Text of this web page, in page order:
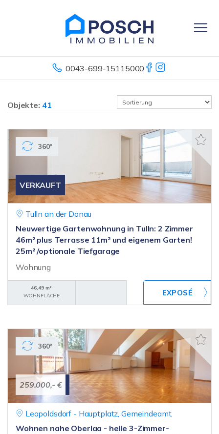
0043-699-15115000
Objekte: 41
VERKAUFT
360°
Tulln an der Donau
Neuwertige Gartenwohnung in Tulln: 2 Zimmer
46m² plus Terrasse 11m² und eigenem Garten!
25m² /optionale Tiefgarage
Wohnung
46,49 m²
WOHNFLÄCHE
259.000,- €
360°
Leopoldsdorf - Hauptplatz, Gemeindeamt,
Wohnen nahe Oberlaa - helle 3-Zimmer-